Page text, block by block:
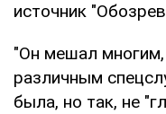
источник
"Он мешал
различным
была, но так, не